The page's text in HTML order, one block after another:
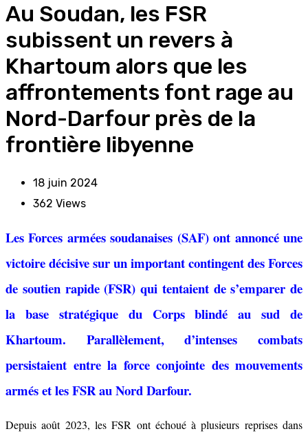
Au Soudan, les FSR
subissent un revers à
Khartoum alors que les
affrontements font rage au
Nord-Darfour près de la
frontière libyenne
18 juin 2024
362 Views
Les Forces armées soudanaises (SAF) ont annoncé une
victoire décisive sur un important contingent des Forces
de soutien rapide (FSR) qui tentaient de s’emparer de
la base stratégique du Corps blindé au sud de
Khartoum. Parallèlement, d’intenses combats
persistaient entre la force conjointe des mouvements
armés et les FSR au Nord Darfour.
Depuis août 2023, les FSR ont échoué à plusieurs reprises dans